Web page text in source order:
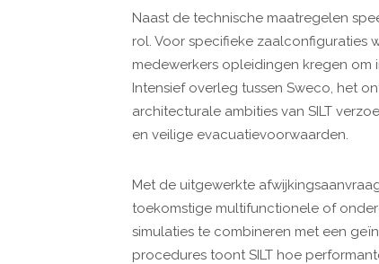
Naast de technische maatregelen
rol. Voor specifieke zaalconfiguraties
medewerkers opleidingen kregen om
Intensief overleg tussen Sweco, het
architecturale ambities van SILT
en veilige evacuatievoorwaarden.
Met de uitgewerkte
toekomstige multifunctionele of
simulaties te combineren met een
procedures toont SILT hoe